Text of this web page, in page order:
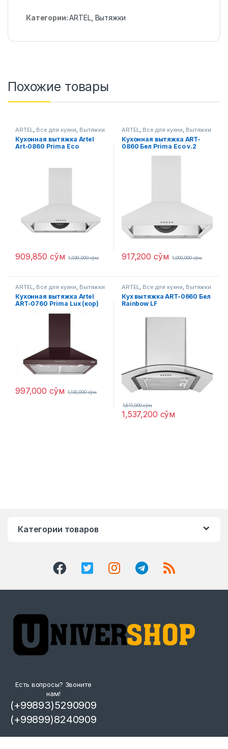
Категории:ARTEL, Вытяжки
Похожие товары
ARTEL, Все для кухни, Вытяжки
Кухонная вытяжка Artel
Art-0860 Prima Eco
909,850 сўм 1,039,000сўм
ARTEL, Все для кухни, Вытяжки
Кухонная вытяжка ART-
0860 Бел Prima Eco v.2
917,200 сўм 1,000,000сўм
ARTEL, Все для кухни, Вытяжки
Кухонная вытяжка Artel
ART-0760 Prima Lux (кор)
997,000 сўм 1,130,000сўм
ARTEL, Все для кухни, Вытяжки
Кух вытяжка ART-0660 Бел
Rainbow LF
1,537,200 сўм
1,611,000сўм
Категории товаров
Есть вопросы? Звоните
нам!
(+99893)5290909
(+99899)8240909